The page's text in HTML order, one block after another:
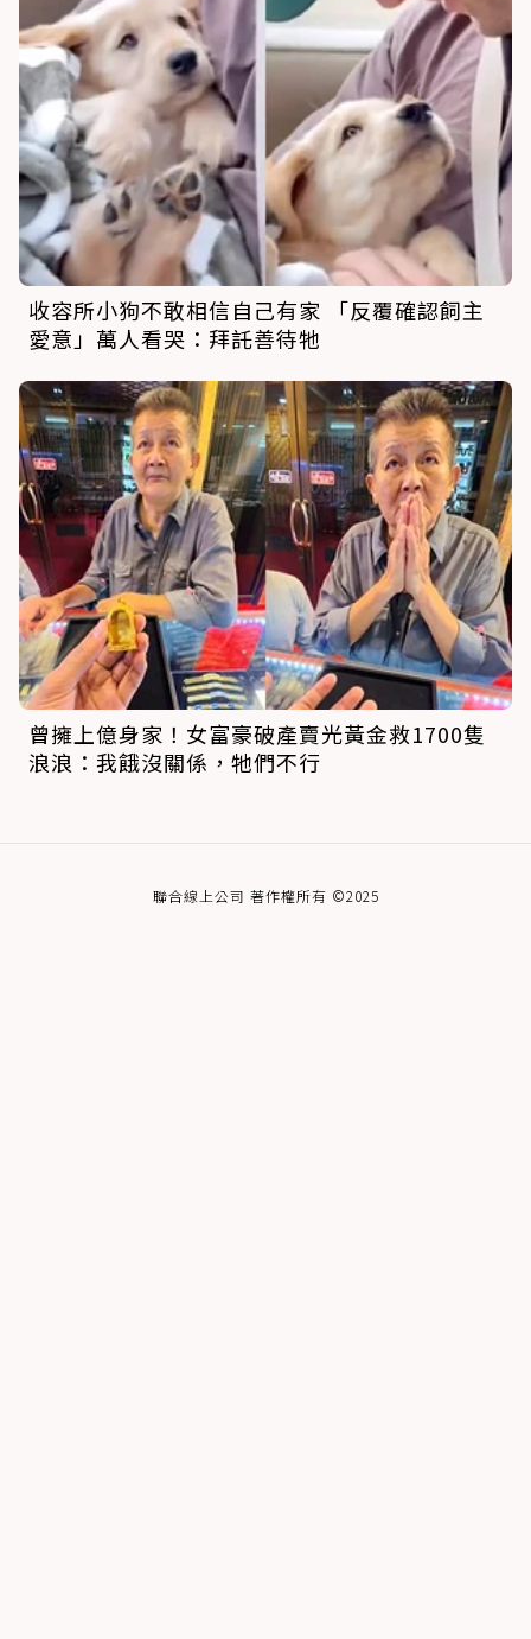
收容所小狗不敢相信自己有家 「反覆確認飼主
愛意」萬人看哭：拜託善待牠
曾擁上億身家！女富豪破產賣光黃金救1700隻
浪浪：我餓沒關係，牠們不行
聯合線上公司 著作權所有 ©2025